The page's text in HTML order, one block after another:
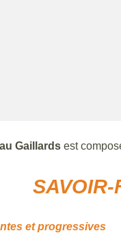
Gaillards est
SAVOIR-
et progressives